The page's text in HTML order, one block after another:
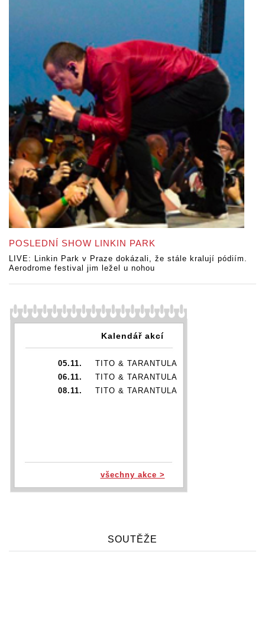
POSLEDNÍ SHOW LINKIN PARK
LIVE: Linkin Park v Praze dokázali, že stále kralují pódiím.
Aerodrome festival jim ležel u nohou
Kalendář akcí
05.11.
TITO & TARANTULA
06.11.
TITO & TARANTULA
08.11.
TITO & TARANTULA
všechny akce >
SOUTĚŽE